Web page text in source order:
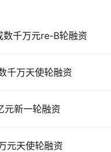
千万元re-B轮融资
千万天使轮融资
元新一轮融资
元天使轮融资